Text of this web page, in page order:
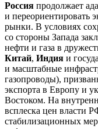
Россия продолжает
и переориентировать
рынки. В условиях
со стороны Запада
нефти и газа в
Китай, Индия и
и масштабные
газопроводы),
экспорта в Европу и
Востоком. На
всплеска цен власти
стабилизационных